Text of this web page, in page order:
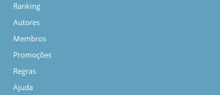
Ranking
Autores
Membros
Promoções
Regras
Ajuda